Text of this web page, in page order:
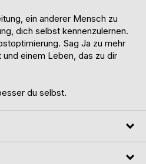
ein anderer Mensch zu
dich selbst kennenzulernen.
Sag Ja zu mehr
einem Leben, das zu dir
du selbst.